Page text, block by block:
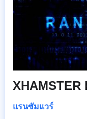
XHAMSTER
แรนซัมแวร์